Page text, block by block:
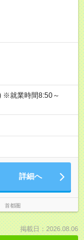
※就業時間8:50～
詳細へ
首都圏
掲載日：2026.08.06